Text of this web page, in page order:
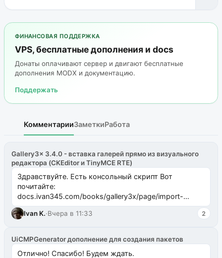
ФИНАНСОВАЯ ПОДДЕРЖКА
VPS, бесплатные дополнения и docs
Донаты оплачивают сервер и двигают бесплатные
дополнения MODX и документацию.
Поддержать
КомментарииЗаметкиРабота
Gallery3x 3.4.0 - вставка галерей прямо из визуального
редактора (CKEditor и TinyMCE RTE)
Здравствуйте. Есть консольный скрипт Вот
почитайте:
docs.ivan345.com/books/gallery3x/page/import-
ms2galleryphp
Ivan K.·Вчера в 11:33 2
UiCMPGenerator дополнение для создания пакетов
Отлично! Спасибо! Будем ждать.